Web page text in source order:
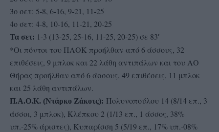
3ο σετ: 5-8, 6-16, 9-21, 11-25
4ο σετ: 4-8, 10-16, 11-21, 20-25
Τα σετ: 1-3 (13-25, 25-16, 11-25, 20-25) σε 83′
*Οι πόντοι του ΠΑΟΚ προήλθαν από 6 άσσους, 32
επιθέσεις, 9 μπλοκ και 22 λάθη αντιπάλων και του ΑΟ
Θήρας προήλθαν από 6 άσσους, 49 επιθέσεις, 11 μπλοκ
και 25 λάθη αντιπάλων.
Π.Α.Ο.Κ. (Ντάρκο Ζάκοτς): Πολυνοπούλου 14 (8/14 επ., 3
άσσοι, 3 μπλοκ), Κλέπκου 2 (1/13 επ., 1 άσσος, 38%
υπ.-25% άριστες), Κυπαρίσση 5 (5/19 επ., 17% υπ.-08%